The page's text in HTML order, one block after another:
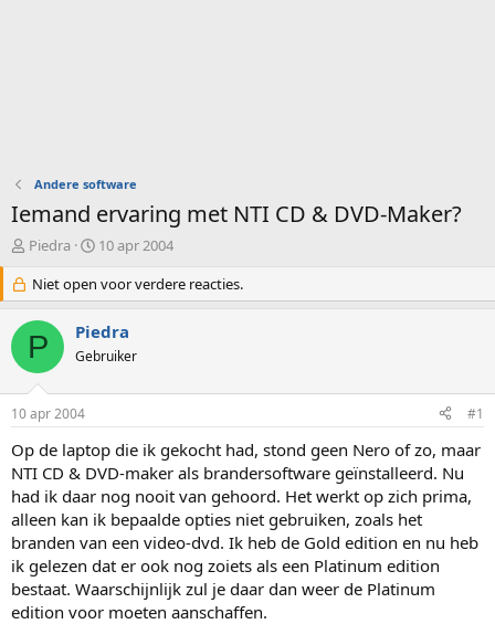
Andere software
Iemand ervaring met NTI CD & DVD-Maker?
O
d
e
r
w
e
s
t
a
r
t
e
r
Piedra
S
a
r
d
a
m
10 apr 2004
Niet open voor verdere reacties.
P Piedra
Gebruiker
10 apr 2004 #1
Op de laptop die ik gekocht had, stond geen Nero of zo, maar
NTI CD & DVD-maker als brandersoftware geïnstalleerd. Nu
had ik daar nog nooit van gehoord. Het werkt op zich prima,
alleen kan ik bepaalde opties niet gebruiken, zoals het
branden van een video-dvd. Ik heb de Gold edition en nu heb
ik gelezen dat er ook nog zoiets als een Platinum edition
bestaat. Waarschijnlijk zul je daar dan weer de Platinum
edition voor moeten aanschaffen.